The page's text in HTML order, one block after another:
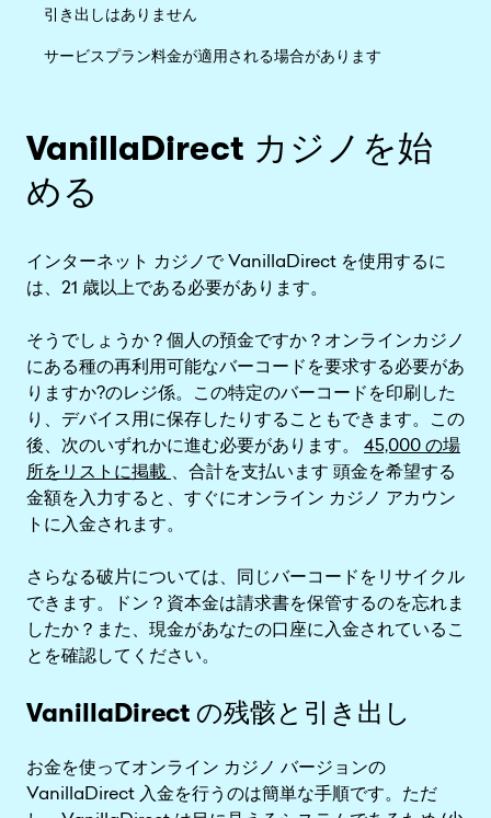
引き出しはありません
サービスプラン料金が適用される場合があります
VanillaDirect カジノを始
める
インターネット カジノで VanillaDirect を使用するに
は、21 歳以上である必要があります。
そうでしょうか？個人の預金ですか？オンラインカジノ
にある種の再利用可能なバーコードを要求する必要があ
りますか?のレジ係。この特定のバーコードを印刷した
り、デバイス用に保存したりすることもできます。この
後、次のいずれかに進む必要があります。 45,000 の場
所をリストに掲載 、合計を支払います 頭金を希望する
金額を入力すると、すぐにオンライン カジノ アカウン
トに入金されます。
さらなる破片については、同じバーコードをリサイクル
できます。ドン？資本金は請求書を保管するのを忘れま
したか？また、現金があなたの口座に入金されているこ
とを確認してください。
VanillaDirect の残骸と引き出し
お金を使ってオンライン カジノ バージョンの
VanillaDirect 入金を行うのは簡単な手順です。ただ